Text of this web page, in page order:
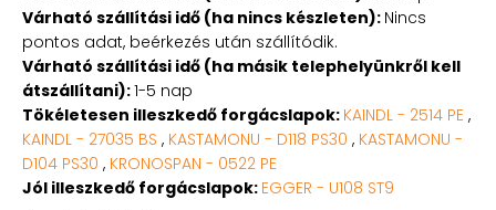
Várható szállítási idő (ha nincs készleten): Nincs
pontos adat, beérkezés után szállítódik.
Várható szállítási idő (ha másik telephelyünkről kell
átszállítani):1-5 nap
Tökéletesen illeszkedő forgácslapok: KAINDL - 2514 PE ,
KAINDL - 27035 BS , KASTAMONU - D118 PS30 , KASTAMONU -
D104 PS30 , KRONOSPAN - 0522 PE
Jól illeszkedő forgácslapok: EGGER - U108 ST9